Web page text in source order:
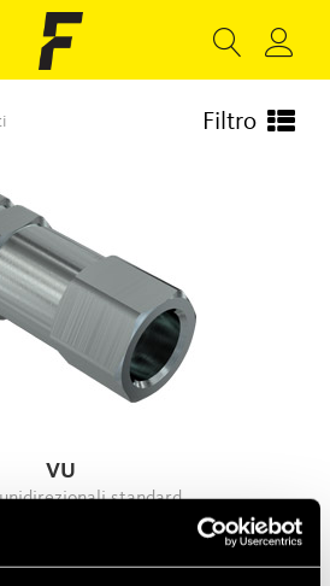
Filtro
VU
unidirezionali standard